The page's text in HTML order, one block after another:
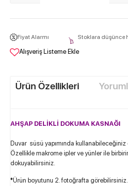
Fiyat Alarmı Stoklara düşünce
Alışveriş Listeme Ekle
Ürün Özellikleri
AHŞAP DELİKLİ DOKUMA KASNAĞI
Duvar süsü yapımında kullanabileceğiniz
Özellikle makrome ipler ve yünler ile
dokuyabilirsiniz.
*Ürün boyutunu 2. fotoğrafta görebilirsiniz.